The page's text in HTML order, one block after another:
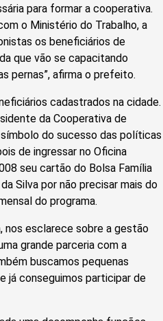
para formar a cooperativa.
o Ministério do Trabalho, a
os beneficiários de
que vão se capacitando
pernas”, afirma o prefeito.
cadastrados na cidade.
da Cooperativa de
do sucesso das políticas
de ingressar no Oficina
seu cartão do Bolsa Família
Silva por não precisar mais do
do programa.
nos esclarece sobre a gestão
grande parceria com a
buscamos pequenas
já conseguimos participar de